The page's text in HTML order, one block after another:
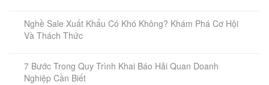
Nghề Sale Xuất Khẩu Có Khó Không? Khám Phá Cơ Hội
Và Thách Thức
7 Bước Trong Quy Trình Khai Báo Hải Quan Doanh
Nghiệp Cần Biết